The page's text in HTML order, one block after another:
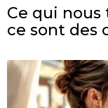
Ce qui
ce sont des